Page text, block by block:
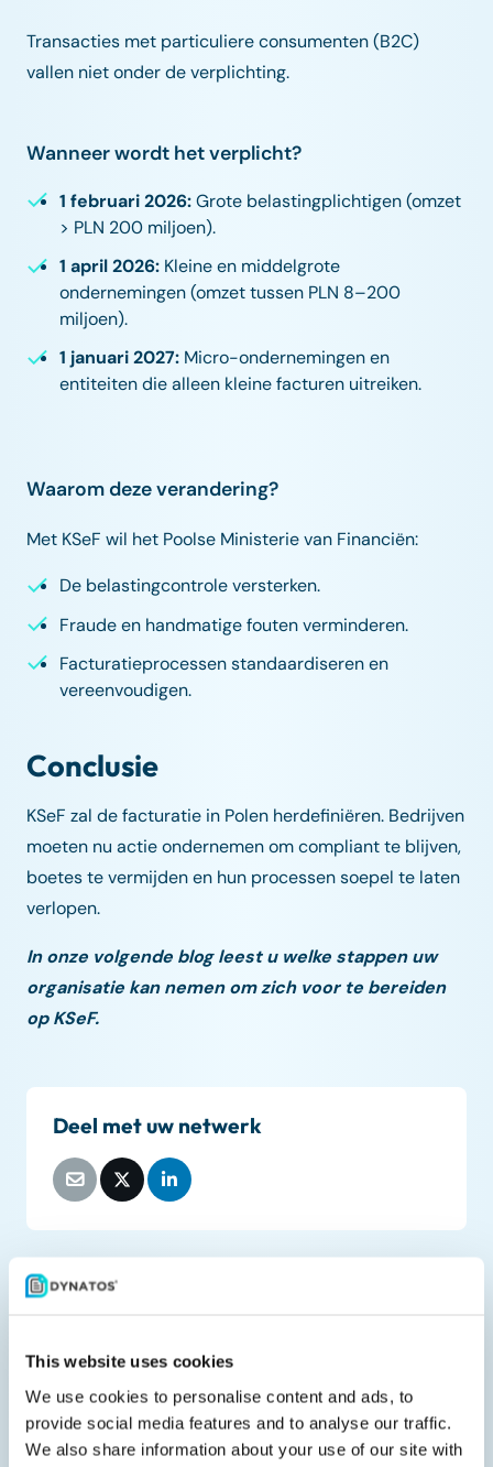
This website uses cookies
We use cookies to personalise content and ads, to
provide social media features and to analyse our traffic.
We also share information about your use of our site with
Transacties met particuliere consumenten (B2C)
vallen niet onder de verplichting.
Wanneer wordt het verplicht?
1 februari 2026:Grote belastingplichtigen (omzet
> PLN 200 miljoen).
1 april 2026: Kleine en middelgrote
ondernemingen (omzet tussen PLN 8–200
miljoen).
1 januari 2027: Micro-ondernemingen en
entiteiten die alleen kleine facturen uitreiken.
Waarom deze verandering?
Met KSeF wil het Poolse Ministerie van Financiën:
De belastingcontrole versterken.
Fraude en handmatige fouten verminderen.
Facturatieprocessen standaardiseren en
vereenvoudigen.
Conclusie
KSeF zal de facturatie in Polen herdefiniëren. Bedrijven
moeten nu actie ondernemen om compliant te blijven,
boetes te vermijden en hun processen soepel te laten
verlopen.
In onze volgende blog leest u welke stappen uw
organisatie kan nemen om zich voor te bereiden
op KSeF.
Deel met uw netwerk
Gerelateerde documenten